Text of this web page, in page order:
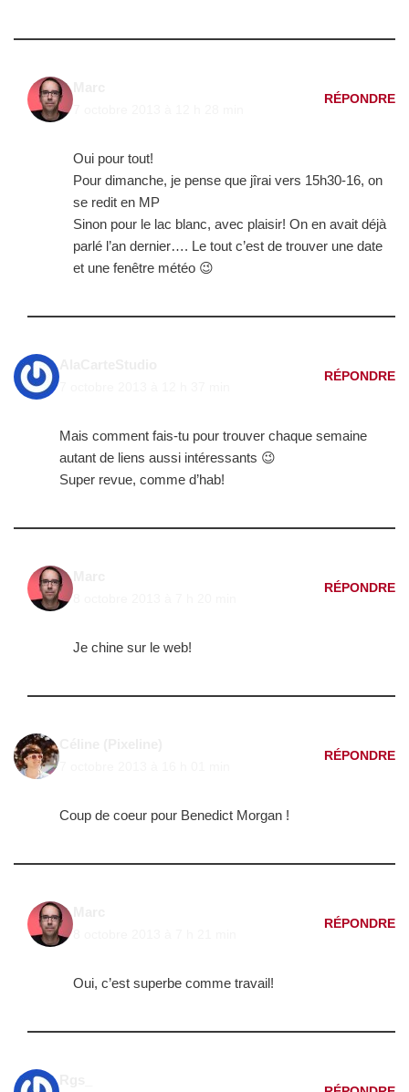
RÉPONDRE
Oui pour tout!
Pour dimanche, je pense que jîrai vers 15h30-16, on
se redit en MP
Sinon pour le lac blanc, avec plaisir! On en avait déjà
parlé l’an dernier…. Le tout c’est de trouver une date
et une fenêtre météo 😉
RÉPONDRE
Mais comment fais-tu pour trouver chaque semaine
autant de liens aussi intéressants 😉
Super revue, comme d’hab!
RÉPONDRE
Je chine sur le web!
RÉPONDRE
Coup de coeur pour Benedict Morgan !
RÉPONDRE
Oui, c’est superbe comme travail!